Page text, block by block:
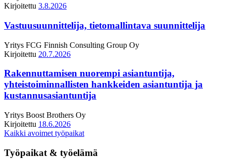
Kirjoitettu 3.8.2026
Vastuusuunnittelija, tietomallintava suunnittelija
Yritys FCG Finnish Consulting Group Oy
Kirjoitettu 20.7.2026
Rakennuttamisen nuorempi asiantuntija,
yhteistoiminnallisten hankkeiden asiantuntija ja
kustannusasiantuntija
Yritys Boost Brothers Oy
Kirjoitettu 18.6.2026
Kaikki avoimet työpaikat
Työpaikat & työelämä